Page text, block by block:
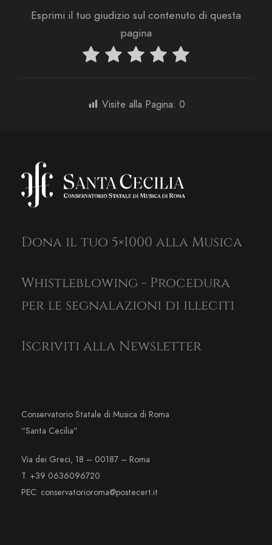
Esprimi il tuo giudizio sul contenuto di questa
pagina
Visite alla Pagina: 0
Dona il tuo 5×1000 alla Musica
Whistleblowing - Procedura
per le segnalazioni di illeciti
Iscriviti alla Newsletter
Conservatorio Statale di Musica di Roma
“Santa Cecilia”
Via dei Greci, 18 – 00187 – Roma
T. +39 0636096720
PEC: conservatorioroma@postecert.it